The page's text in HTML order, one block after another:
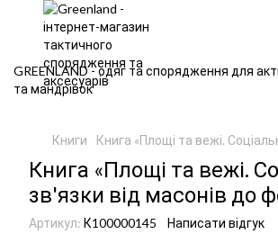
GREENLAND - одяг та спорядження для
та мандрівок
Книги Книга «Площі та вежі.
Книга «Площі та вежі.
зв'язки від масонів до
Артикул: К100000145 Написати відгук